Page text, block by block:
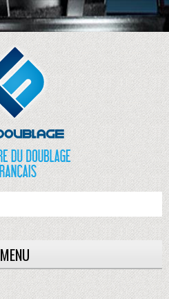
MENU